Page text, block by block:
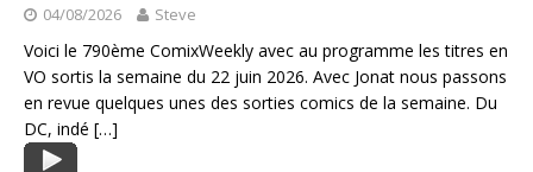
04/08/2026 Steve
Voici le 790ème ComixWeekly avec au programme les titres en
VO sortis la semaine du 22 juin 2026. Avec Jonat nous passons
en revue quelques unes des sorties comics de la semaine. Du
DC, indé […]